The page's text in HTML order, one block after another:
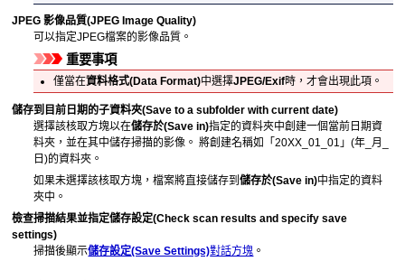
JPEG 影像品質(JPEG Image Quality)
可以指定JPEG檔案的影像品質。
重要事項
僅當在資料格式(Data Format)中選擇JPEG/Exif時，才會出現此項。
儲存到目前日期的子資料夾(Save to a subfolder with current date)
選擇該核取方塊以在儲存於(Save in)指定的資料夾中創建一個當前日期資
料夾，並在其中儲存掃描的影像。 將創建名稱如「20XX_01_01」(年_月_
日)的資料夾。
如果未選擇該核取方塊，檔案將直接儲存到儲存於(Save in)中指定的資料
夾中。
檢查掃描結果並指定儲存設定(Check scan results and specify save
settings)
掃描後顯示儲存設定(Save Settings)對話方塊 。